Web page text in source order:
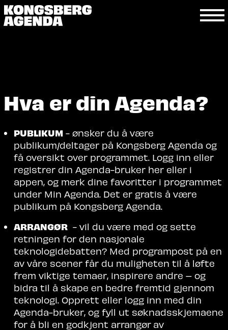
Hva er din Agenda?
PUBLIKUM- ønsker du å være
publikum/deltager på Kongsberg Agenda og
få oversikt over programmet. Logg inn eller
registrer din Agenda-bruker her eller i
appen, og merk dine favoritter i programmet
under Min Agenda. Det er gratis å være
publikum på Kongsberg Agenda.
ARRANGØR- vil du være med og sette
retningen for den nasjonale
teknologidebatten? Med programpost på en
av våre scener får du muligheten til å løfte
frem viktige temaer, inspirere andre – og
bidra til å skape en bedre fremtid gjennom
teknologi. Opprett eller logg inn med din
Agenda-bruker, og fyll ut søknadsskjemaene
for å bli en godkjent arrangør av